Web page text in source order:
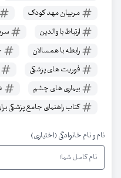
مربیان مهد کودک
ارتباط با والدین
رابطه با همسالان
فوریت های پزشکی
بیماری های چشم
کتاب راهنمای جامع پزشکی
نام و نام خانوادگی (اختیاری)